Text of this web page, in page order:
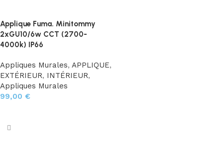
Applique Fuma. Minitommy
2xGU10/6w CCT (2700-
4000k) IP66
Appliques Murales, APPLIQUE,
EXTÉRIEUR, INTÉRIEUR,
Appliques Murales
99,00 €